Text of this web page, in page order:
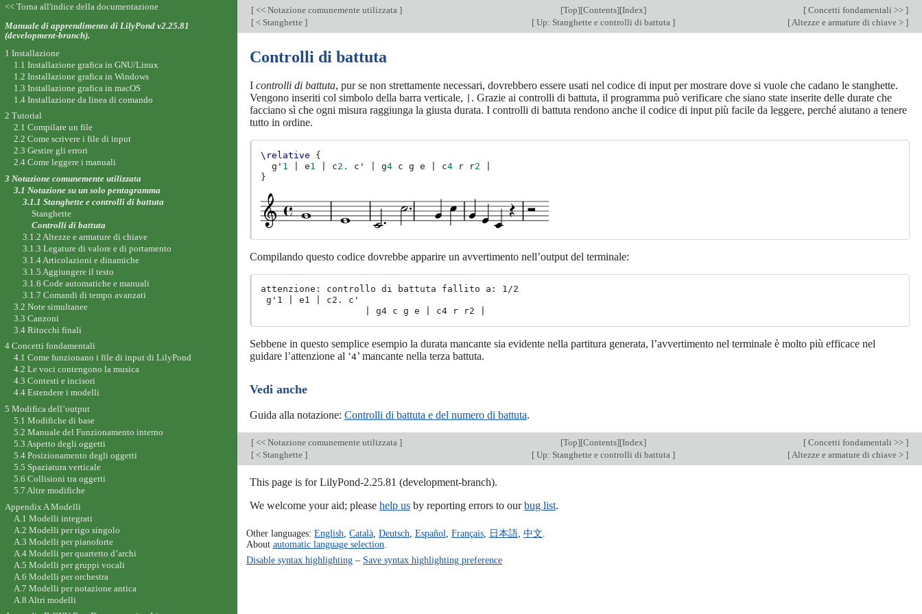
[ << Notazione comunemente utilizzata ] [Top][Contents][Index] [ Concetti fondamentali >> ]
[ < Stanghette ] [Up: Stanghette e controlli di battuta ] [Altezze e armature di chiave > ]
Controlli di battuta
I controlli di battuta, pur se non strettamente necessari, dovrebbero essere usati nel codice di input per mostrare dove si vuole che cadano le stanghette.
Vengono inseriti col simbolo della barra verticale,
. Grazie ai controlli di battuta, il programma può verificare che siano state inserite delle durate che
facciano sì che ogni misura raggiunga la giusta durata. I controlli di battuta rendono anche il codice di input più facile da leggere, perché aiutano a tenere
tutto in ordine.
\relative
{
g' 1 e1 c2. c' g4 c g e c4 r r2
}
Compilando questo codice dovrebbe apparire un avvertimento nell’output del terminale:
attenzione: controllo di battuta fallito a: 1/2
g'1 | e1 | c2. c'
Sebbene in questo semplice esempio la durata mancante sia evidente nella partitura generata, l’avvertimento nel terminale è molto più efficace nel
guidare l’attenzione al ‘4’ mancante nella terza battuta.
Vedi anche
Guida alla notazione: Controlli di battuta e del numero di battuta.
[ << Notazione comunemente utilizzata ] [Top][Contents][Index] [ Concetti fondamentali >> ]
[ < Stanghette ] [Up: Stanghette e controlli di battuta ] [ Altezze e armature di chiave > ]
This page is for LilyPond-2.25.81 (development-branch).
We welcome your aid; please help us by reporting errors to ourbug list.
Other languages: English Català, Deutsch Español Français, 日本語, 中文
About automatic language selection
Disable syntax highlighting– Save syntax highlighting preference
<< Torna all'indice della documentazione
Manuale di apprendimento di LilyPond v2.25.81
(development-branch).
1 Installazione
1.1 Installazione grafica in GNU/Linux
1.2 Installazione grafica in Windows
1.3 Installazione grafica in macOS
1.4 Installazione da linea di comando
2 Tutorial
2.1 Compilare un file
2.2 Come scrivere i file di input
2.3 Gestire gli errori
2.4 Come leggere i manuali
3 Notazione comunemente utilizzata
3.1 Notazione su un solo pentagramma
3.1.1 Stanghette e controlli di battuta
Stanghette
Controlli di battuta
3.1.2 Altezze e armature di chiave
3.1.3 Legature di valore e di portamento
3.1.4 Articolazioni e dinamiche
3.1.5 Aggiungere il testo
3.1.6 Code automatiche e manuali
3.1.7 Comandi di tempo avanzati
3.2 Note simultanee
3.3 Canzoni
3.4 Ritocchi finali
4 Concetti fondamentali
4.1 Come funzionano i file di input di LilyPond
4.2 Le voci contengono la musica
4.3 Contesti e incisori
4.4 Estendere i modelli
5 Modifica dell’output
5.1 Modifiche di base
5.2 Manuale del Funzionamento interno
5.3 Aspetto degli oggetti
5.4 Posizionamento degli oggetti
5.5 Spaziatura verticale
5.6 Collisioni tra oggetti
5.7 Altre modifiche
Appendix A Modelli
A.1 Modelli integrati
A.2 Modelli per rigo singolo
A.3 Modelli per pianoforte
A.4 Modelli per quartetto d’archi
A.5 Modelli per gruppi vocali
A.6 Modelli per orchestra
A.7 Modelli per notazione antica
A.8 Altri modelli